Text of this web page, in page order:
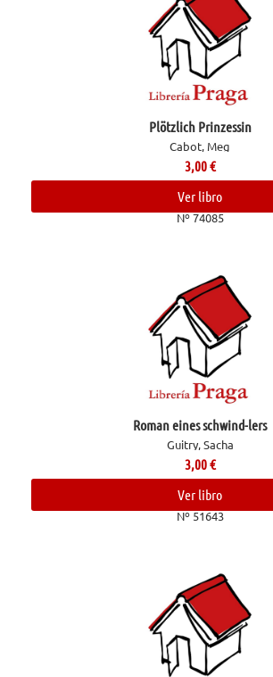
Plötzlich Prinzessin
Cabot, Meg
3,00€
Ver libro
Nº 74085
Roman eines schwind-lers
Guitry, Sacha
3,00€
Ver libro
Nº 51643